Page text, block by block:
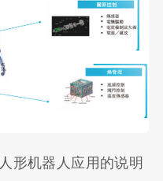
形机器人应用的说明